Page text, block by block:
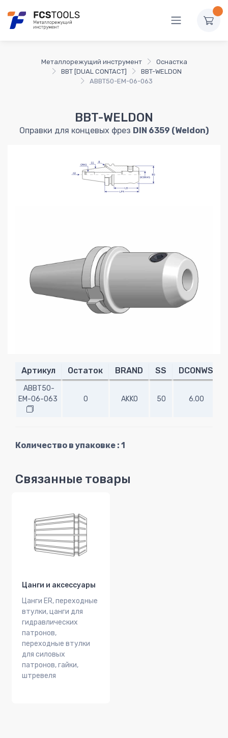
Металлорежущий инструмент
Оснастка
BBT [DUAL CONTACT]
BBT-WELDON
ABBT50-EM-06-063
BBT-WELDON
Оправки для концевых фрез DIN 6359 (Weldon)
Артикул Остаток BRAND SS DCONWS
ABBT50-
EM-06-063
0 AKKO 50 6.00
Количество в упаковке : 1
Связанные товары
Цанги и аксессуары
Цанги ER, переходные
втулки, цанги для
гидравлических
патронов,
переходные втулки
для силовых
патронов, гайки,
штревеля